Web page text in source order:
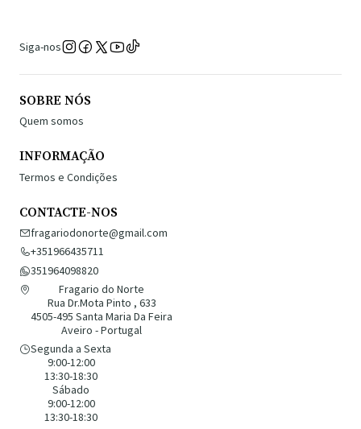
Siga-nos
SOBRE NÓS
Quem somos
INFORMAÇÃO
Termos e Condições
CONTACTE-NOS
fragariodonorte@gmail.com
+351966435711
351964098820
Fragario do Norte
Rua Dr.Mota Pinto , 633
4505-495 Santa Maria Da Feira
Aveiro - Portugal
Segunda a Sexta
9:00-12:00
13:30-18:30
Sábado
9:00-12:00
13:30-18:30